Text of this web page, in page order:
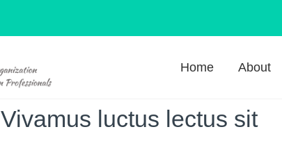
Home About
Vivamus luctus lectus sit